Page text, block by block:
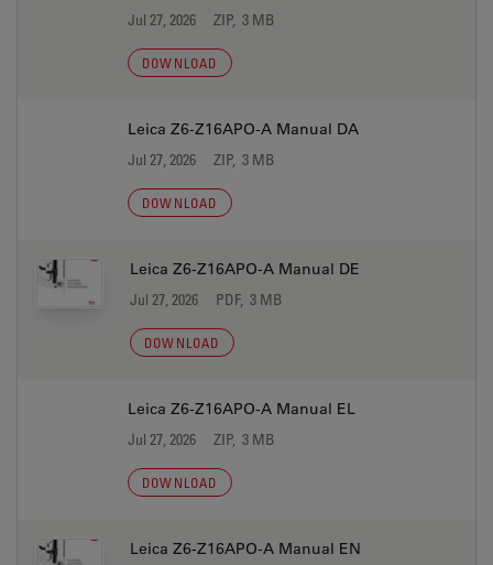
Jul 27, 2026 ZIP, 3 MB
DOWNLOAD
Leica Z6-Z16APO-A Manual DA
Jul 27, 2026 ZIP, 3 MB
DOWNLOAD
Leica Z6-Z16APO-A Manual DE
Jul 27, 2026 PDF, 3 MB
DOWNLOAD
Leica Z6-Z16APO-A Manual EL
Jul 27, 2026 ZIP, 3 MB
DOWNLOAD
Leica Z6-Z16APO-A Manual EN